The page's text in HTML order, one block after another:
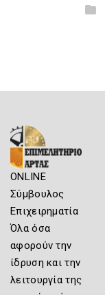
ONLINE
Σύμβουλος
Επιχειρηματία
Όλα όσα
αφορούν την
ίδρυση και την
λειτουργία της